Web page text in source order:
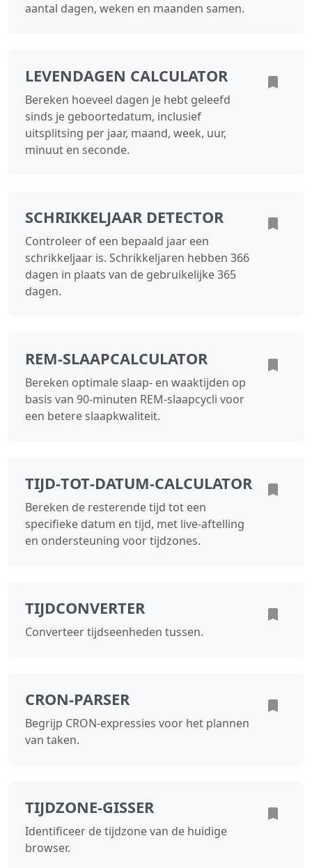
aantal dagen, weken en maanden samen.
LEVENDAGEN CALCULATOR
Bereken hoeveel dagen je hebt geleefd
sinds je geboortedatum, inclusief
uitsplitsing per jaar, maand, week, uur,
minuut en seconde.
SCHRIKKELJAAR DETECTOR
Controleer of een bepaald jaar een
schrikkeljaar is. Schrikkeljaren hebben 366
dagen in plaats van de gebruikelijke 365
dagen.
REM-SLAAPCALCULATOR
Bereken optimale slaap- en waaktijden op
basis van 90‑minuten REM-slaapcycli voor
een betere slaapkwaliteit.
TIJD‑TOT‑DATUM‑CALCULATOR
Bereken de resterende tijd tot een
specifieke datum en tijd, met live‑aftelling
en ondersteuning voor tijdzones.
TIJDCONVERTER
Converteer tijdseenheden tussen.
CRON‑PARSER
Begrijp CRON‑expressies voor het plannen
van taken.
TIJDZONE‑GISSER
Identificeer de tijdzone van de huidige
browser.